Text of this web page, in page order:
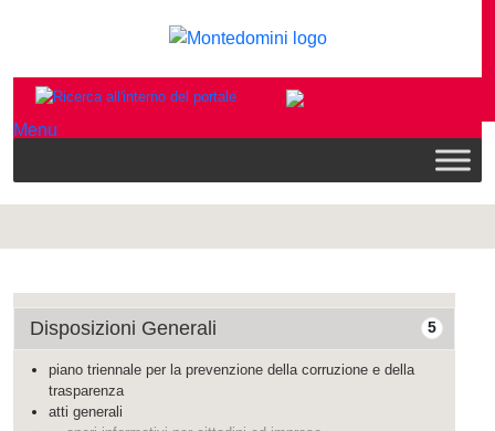
Menu
5
Disposizioni Generali
piano triennale per la prevenzione della corruzione e della
trasparenza
atti generali